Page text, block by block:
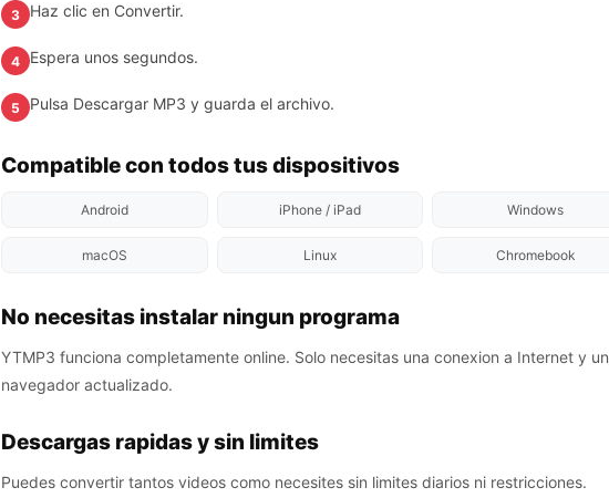
3 Haz clic en Convertir.
4 Espera unos segundos.
5 Pulsa Descargar MP3 y guarda el archivo.
Compatible con todos tus dispositivos
Android iPhone / iPad Windows
macOS Linux Chromebook
No necesitas instalar ningun programa
YTMP3 funciona completamente online. Solo necesitas una conexion a Internet y un
navegador actualizado.
Descargas rapidas y sin limites
Puedes convertir tantos videos como necesites sin limites diarios ni restricciones.